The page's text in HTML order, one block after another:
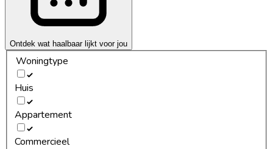
Ontdek wat haalbaar lijkt voor jou
Woningtype
Huis
Appartement
Commercieel